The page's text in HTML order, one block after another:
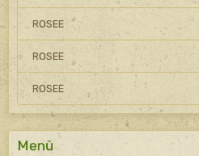
ROSEE
ROSEE
ROSEE
Menü